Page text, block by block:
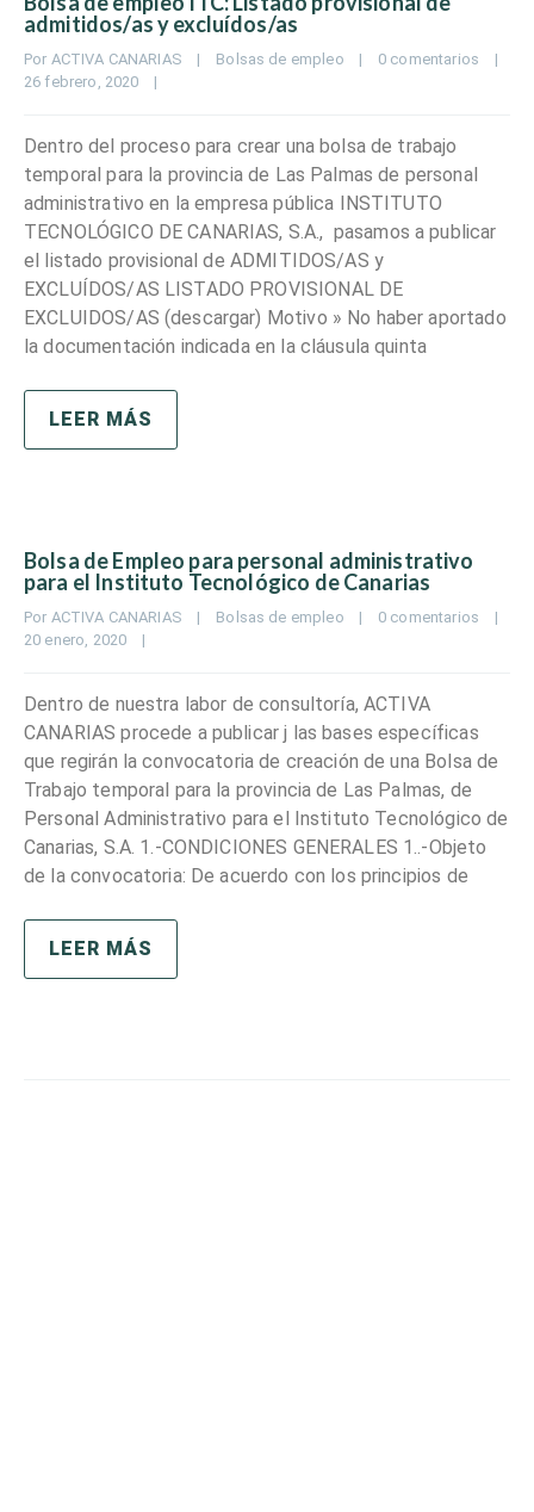
admitidos/as y excluídos/as
Por ACTIVA CANARIAS | Bolsas de empleo | 0 comentarios
|
26 febrero, 2020 |
Dentro del proceso para crear una bolsa de trabajo
temporal para la provincia de Las Palmas de personal
administrativo en la empresa pública INSTITUTO
TECNOLÓGICO DE CANARIAS, S.A., pasamos a publicar
el listado provisional de ADMITIDOS/AS y
EXCLUÍDOS/AS LISTADO PROVISIONAL DE
EXCLUIDOS/AS (descargar) Motivo » No haber aportado
la documentación indicada en la cláusula quinta
LEER MÁS
Bolsa de Empleo para personal administrativo
para el Instituto Tecnológico de Canarias
Por ACTIVA CANARIAS | Bolsas de empleo | 0 comentarios
|
20 enero, 2020 |
Dentro de nuestra labor de consultoría, ACTIVA
CANARIAS procede a publicar j las bases específicas
que regirán la convocatoria de creación de una Bolsa de
Trabajo temporal para la provincia de Las Palmas, de
Personal Administrativo para el Instituto Tecnológico de
Canarias, S.A. 1.-CONDICIONES GENERALES 1..-Objeto
de la convocatoria: De acuerdo con los principios de
LEER MÁS